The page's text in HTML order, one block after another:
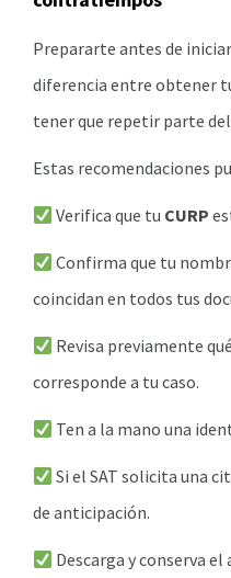
Prepararte antes de
diferencia entre obtener
tener que repetir parte
Estas recomendaciones
Verifica que tu CURP
Confirma que tu
coincidan en todos tus
Revisa previamente
corresponde a tu caso.
Ten a la mano una
Si el SAT solicita una
de anticipación.
Descarga y conserva el